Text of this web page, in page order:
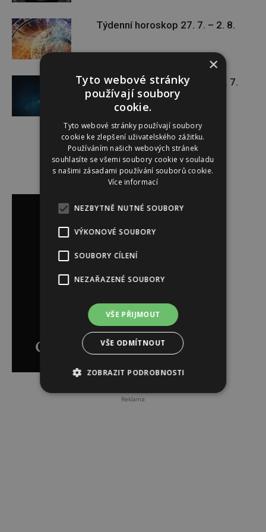
Týdenní horoskop 27. 7. – 2. 8.
Týdenní horoskop 20. 7. – 26. 7.
Reklama
×
Tyto webové stránky
používají soubory
cookie.
Tyto webové stránky používají soubory
cookie ke zlepšení uživatelského zážitku.
Používáním našich webových stránek
souhlasíte se všemi soubory cookie v souladu
s našimi zásadami používání souborů cookie.
Více informací
NEZBYTNĚ NUTNÉ SOUBORY
VÝKONOVÉ SOUBORY
SOUBORY CÍLENÍ
NEZAŘAZENÉ SOUBORY
VŠE PŘIJMOUT
VŠE ODMÍTNOUT
ZOBRAZIT PODROBNOSTI